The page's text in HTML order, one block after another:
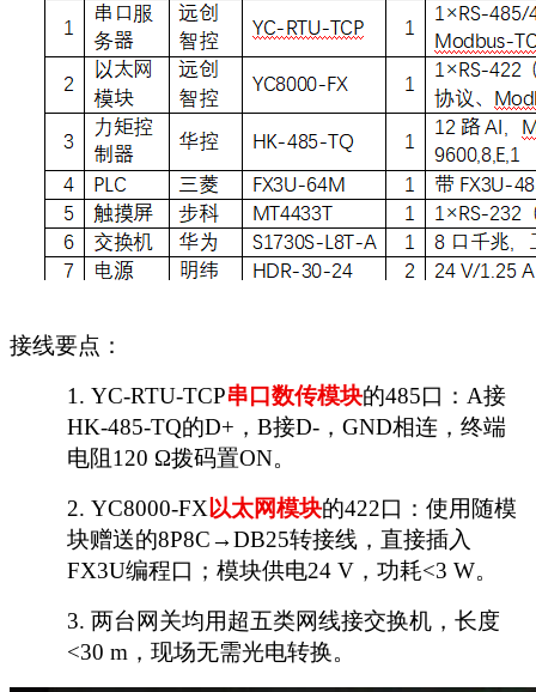
接线要点：
1. YC-RTU-TCP串口数传模块的485口：A接
HK-485-TQ的D+，B接D-，GND相连，终端
电阻120 Ω拨码置ON。
2. YC8000-FX 以太网模块的422口：使用随模
块赠送的8P8C→DB25转接线，直接插入
FX3U编程口；模块供电24 V，功耗<3 W。
3. 两台网关均用超五类网线接交换机，长度
<30 m，现场无需光电转换。